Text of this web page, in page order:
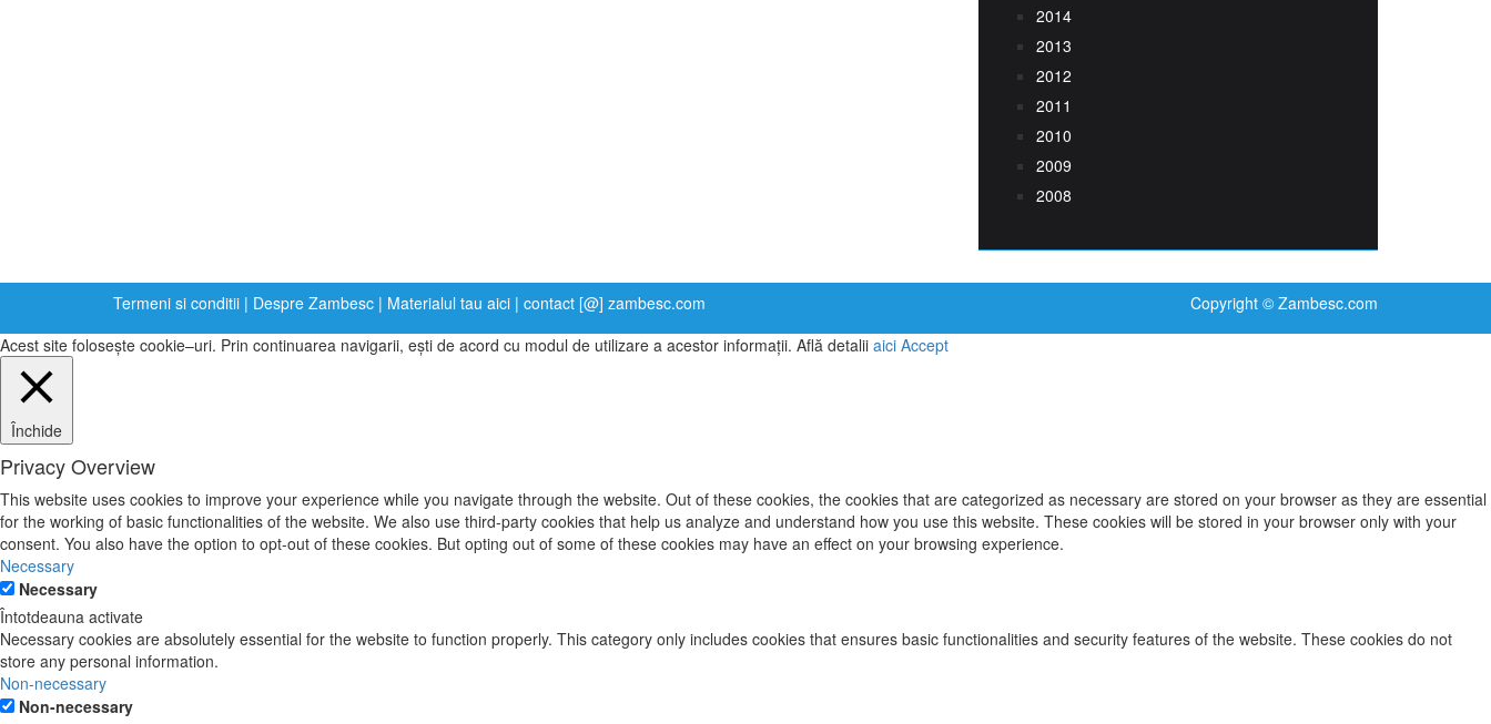
2014
2013
2012
2011
2010
2009
2008
Termeni si conditii | Despre Zambesc | Materialul tau aici | contact [@] zambesc.com
Copyright © Zambesc.com
Acest site foloseşte cookie–uri. Prin continuarea navigarii, eşti de acord cu modul de utilizare a acestor informaţii. Află detalii aici Accept
Închide
Privacy Overview
This website uses cookies to improve your experience while you navigate through the website. Out of these cookies, the cookies that are categorized as necessary are stored on your browser as they are essential
for the working of basic functionalities of the website. We also use third-party cookies that help us analyze and understand how you use this website. These cookies will be stored in your browser only with your
consent. You also have the option to opt-out of these cookies. But opting out of some of these cookies may have an effect on your browsing experience.
Necessary
Necessary
Întotdeauna activate
Necessary cookies are absolutely essential for the website to function properly. This category only includes cookies that ensures basic functionalities and security features of the website. These cookies do not
store any personal information.
Non-necessary
Non-necessary